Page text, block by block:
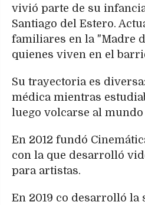
vivió parte de su
Santiago del Estero.
familiares en la "Madre
quienes viven en el
Su trayectoria es
médica mientras
luego volcarse al
En 2012 fundó
con la que desarrolló
para artistas.
En 2019 co desarrolló la